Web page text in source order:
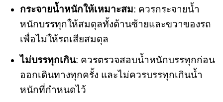
กระจายน้ำหนักให้เหมาะสม: ควรกระจายน้ำ
หนักบรรทุกให้สมดุลทั้งด้านซ้ายและขวาของรถ
เพื่อไม่ให้รถเสียสมดุล
ไม่บรรทุกเกิน: ควรตรวจสอบน้ำหนักบรรทุกก่อน
ออกเดินทางทุกครั้ง และไม่ควรบรรทุกเกินน้ำ
หนักที่กำหนดไว้